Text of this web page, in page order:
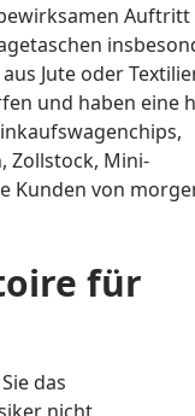
Auftritt
aus Jute oder
und haben eine
Zollstock, Mini-
Kunden von
für
das